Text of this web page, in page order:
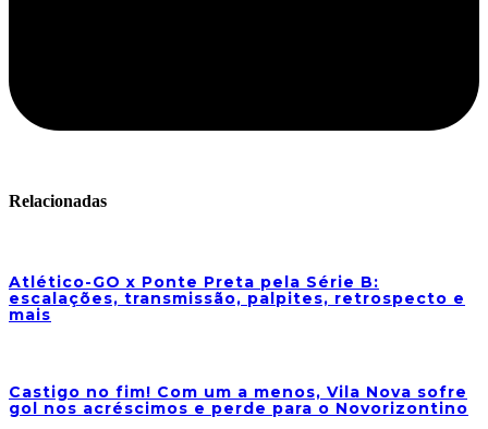
Relacionadas
Atlético-GO x Ponte Preta pela Série B:
escalações, transmissão, palpites, retrospecto e
mais
Castigo no fim! Com um a menos, Vila Nova sofre
gol nos acréscimos e perde para o Novorizontino